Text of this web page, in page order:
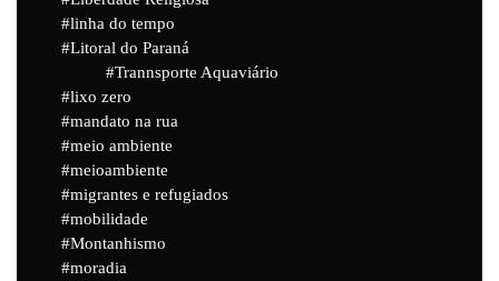
linha do tempo
Litoral do Paraná
Trannsporte Aquaviário
lixo zero
mandato na rua
meio ambiente
meioambiente
migrantes e refugiados
mobilidade
Montanhismo
moradia